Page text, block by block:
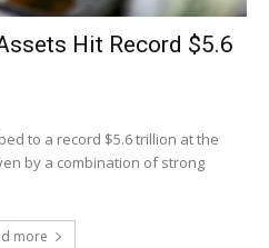
Hit Record $5.6
to a record $5.6 trillion at the
by a combination of strong
more